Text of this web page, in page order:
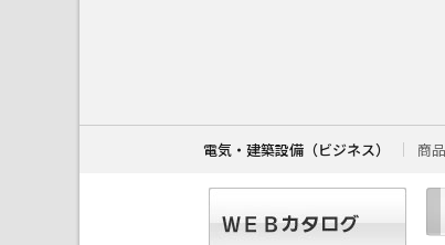
電気・建築設備（ビジネス） 商